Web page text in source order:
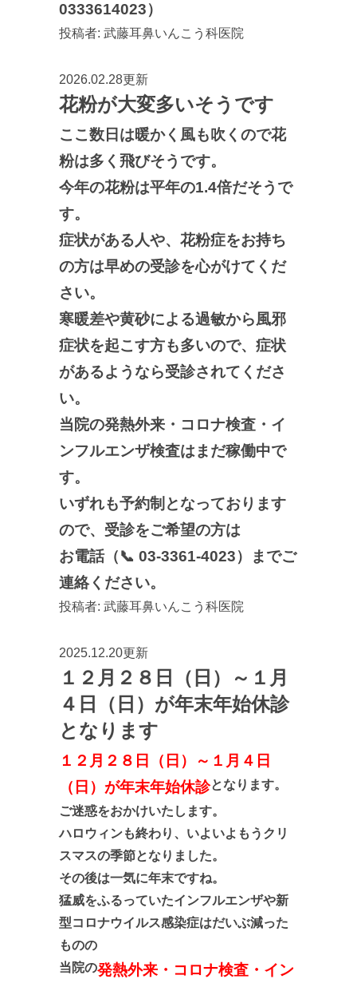
0333614023）
投稿者: 武藤耳鼻いんこう科医院
2026.02.28更新
花粉が大変多いそうです
ここ数日は暖かく風も吹くので花
粉は多く飛びそうです。
今年の花粉は平年の1.4倍だそうで
す。
症状がある人や、花粉症をお持ち
の方は早めの受診を心がけてくだ
さい。
寒暖差や黄砂による過敏から風邪
症状を起こす方も多いので、症状
があるようなら受診されてくださ
い。
当院の発熱外来・コロナ検査・イ
ンフルエンザ検査はまだ稼働中で
す。
いずれも予約制となっております
ので、受診をご希望の方は
お電話（📞 03-3361-4023）までご
連絡ください。
投稿者: 武藤耳鼻いんこう科医院
2025.12.20更新
１２月２８日（日）～１月
４日（日）が年末年始休診
となります
１２月２８日（日）～１月４日
（日）が年末年始休診となります。
ご迷惑をおかけいたします。
ハロウィンも終わり、いよいよもうクリ
スマスの季節となりました。
その後は一気に年末ですね。
猛威をふるっていたインフルエンザや新
型コロナウイルス感染症はだいぶ減った
ものの
当院の発熱外来・コロナ検査・イン